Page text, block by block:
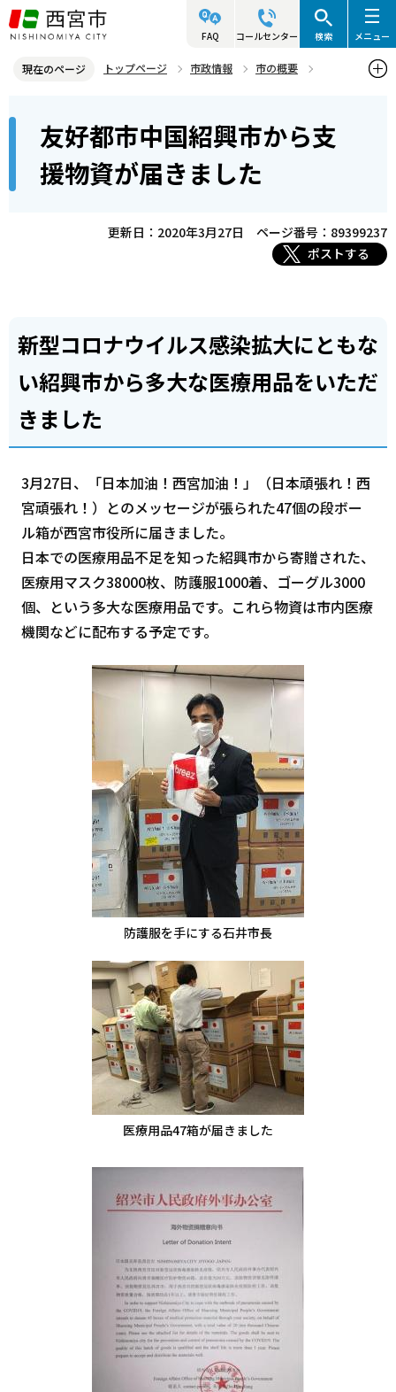
こ
の
ジ
頭
FAQ コールセンター 検索 メニュー
現在のページ トップページ 市政情報
市の概要
友好都市中国紹興市から支援物資が届きました
友好都市中国紹興市から支
援物資が届きました
更新日：2020年3月27日
ページ番号：89399237
ポストする
新型コロナウイルス感染拡大にともな
い紹興市から多大な医療用品をいただ
きました
3月27日、「日本加油！西宮加油！」（日本頑張れ！西
宮頑張れ！）とのメッセージが張られた47個の段ボー
ル箱が西宮市役所に届きました。
日本での医療用品不足を知った紹興市から寄贈された、
医療用マスク38000枚、防護服1000着、ゴーグル3000
個、という多大な医療用品です。これら物資は市内医療
機関などに配布する予定です。
防護服を手にする石井市長
医療用品47箱が届きました